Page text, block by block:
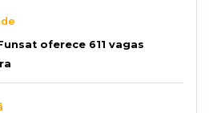
oferece 611 vagas